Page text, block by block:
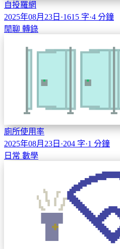
自投羅網
2025年08月23日 ·1615 字·4 分鐘
閒聊 轉錄
廁所使用率
2025年08月23日 ·204 字·1 分鐘
日常 數學